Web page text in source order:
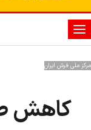
تغییر
وضعیت
مرکز ملی فرش ایران